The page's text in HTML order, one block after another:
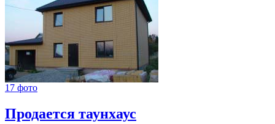
17 фото
Продается таунхаус